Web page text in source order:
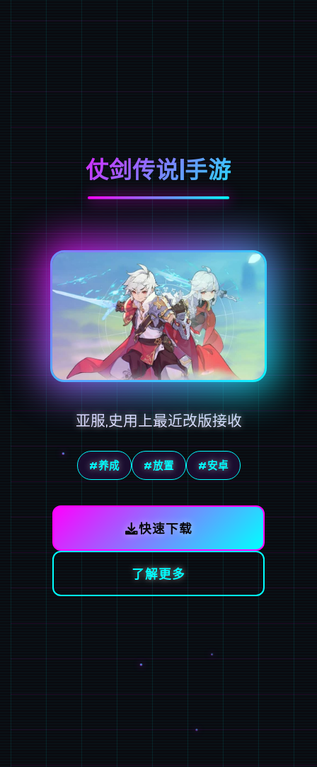
仗剑传说|手游
亚服,史用上最近改版接收
#养成 #放置 #安卓
快速下载
了解更多